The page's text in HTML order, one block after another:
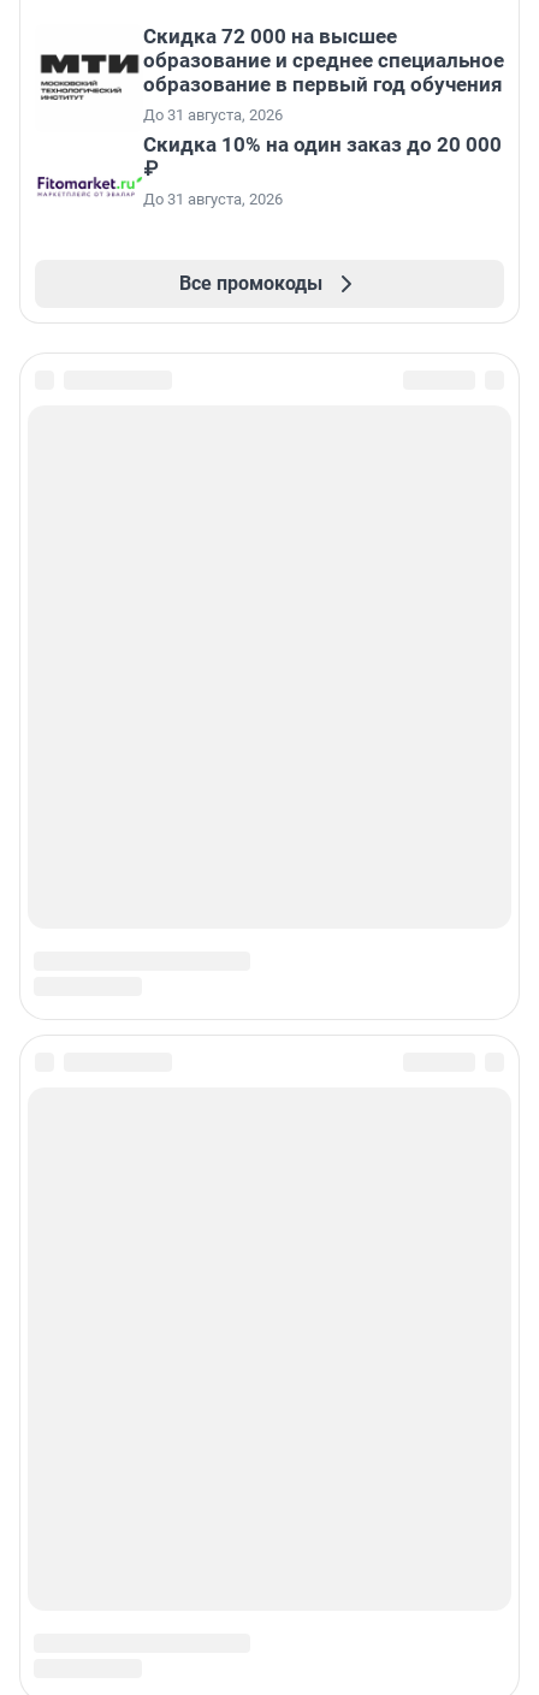
Скидка 72 000 на высшее
образование и среднее специальное
образование в первый год обучения
До 31 августа, 2026
Скидка 10% на один заказ до 20 000
₽
До 31 августа, 2026
Все промокоды